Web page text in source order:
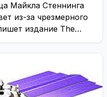
Майкла Стеннинга
из-за чрезмерного
издание The